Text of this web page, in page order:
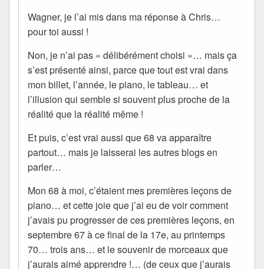
Wagner, je l’ai mis dans ma réponse à Chris…
pour toi aussi !
Non, je n’ai pas « délibérément choisi »… mais ça
s’est présenté ainsi, parce que tout est vrai dans
mon billet, l’année, le piano, le tableau… et
l’illusion qui semble si souvent plus proche de la
réalité que la réalité même !
Et puis, c’est vrai aussi que 68 va apparaître
partout… mais je laisserai les autres blogs en
parler…
Mon 68 à moi, c’étaient mes premières leçons de
piano… et cette joie que j’ai eu de voir comment
j’avais pu progresser de ces premières leçons, en
septembre 67 à ce final de la 17e, au printemps
70… trois ans… et le souvenir de morceaux que
j’aurais aimé apprendre !… (de ceux que j’aurais